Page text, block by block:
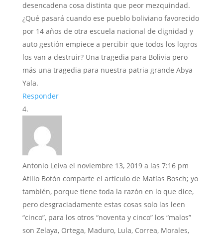
desencadena cosa distinta que peor mezquindad.
¿Qué pasará cuando ese pueblo boliviano favorecido
por 14 años de otra escuela nacional de dignidad y
auto gestión empiece a percibir que todos los logros
los van a destruir? Una tragedia para Bolivia pero
más una tragedia para nuestra patria grande Abya
Yala.
Responder
Antonio Leiva el noviembre 13, 2019 a las 7:16 pm
Atilio Botón comparte el artículo de Matías Bosch; yo
también, porque tiene toda la razón en lo que dice,
pero desgraciadamente estas cosas solo las leen
“cinco”, para los otros “noventa y cinco” los “malos”
son Zelaya, Ortega, Maduro, Lula, Correa, Morales,